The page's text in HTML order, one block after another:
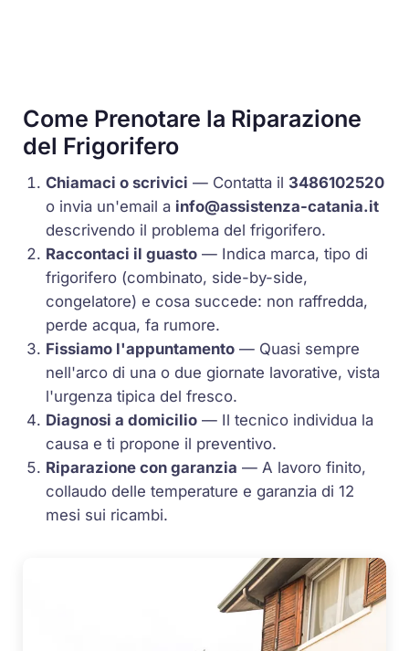
Come Prenotare la Riparazione
del Frigorifero
Chiamaci o scrivici — Contatta il 3486102520
o invia un'email a info@assistenza-catania.it
descrivendo il problema del frigorifero.
Raccontaci il guasto — Indica marca, tipo di
frigorifero (combinato, side-by-side,
congelatore) e cosa succede: non raffredda,
perde acqua, fa rumore.
Fissiamo l'appuntamento — Quasi sempre
nell'arco di una o due giornate lavorative, vista
l'urgenza tipica del fresco.
Diagnosi a domicilio — Il tecnico individua la
causa e ti propone il preventivo.
Riparazione con garanzia — A lavoro finito,
collaudo delle temperature e garanzia di 12
mesi sui ricambi.